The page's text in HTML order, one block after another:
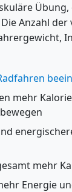
Anzahl
mehr
mehr
Energie